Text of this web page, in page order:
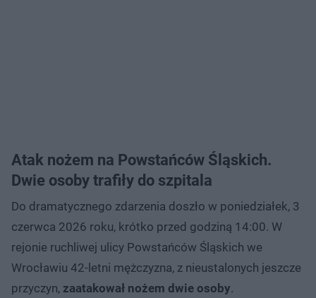
Atak nożem na Powstańców Śląskich.
Dwie osoby trafiły do szpitala
Do dramatycznego zdarzenia doszło w poniedziałek, 3
czerwca 2026 roku, krótko przed godziną 14:00. W
rejonie ruchliwej ulicy Powstańców Śląskich we
Wrocławiu 42-letni mężczyzna, z nieustalonych jeszcze
przyczyn, zaatakował nożem dwie osoby.